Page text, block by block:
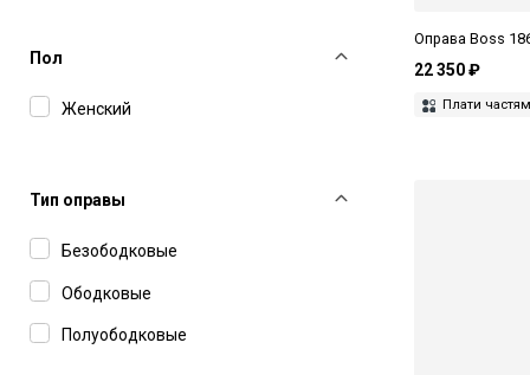
Jimmy Choo
Kuboraum
Пол
Женский
Тип оправы
Безободковые
Ободковые
Полуободковые
Оправа Boss
22 350 ₽
Плати